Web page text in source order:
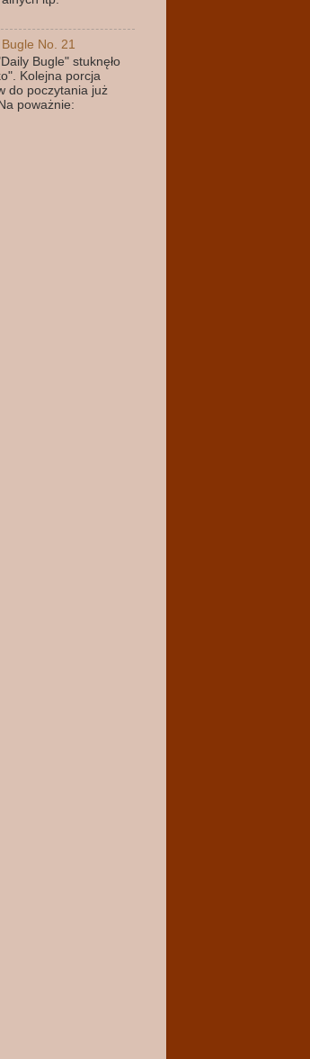
Bugle No. 21
Bugle" stuknęło
Kolejna porcja
do poczytania już
poważnie: